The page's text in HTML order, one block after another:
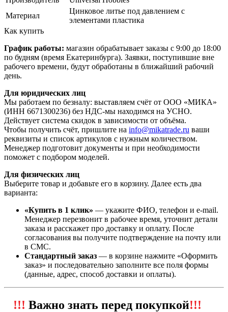
Материал
Цинковое литье под давлением с
элементами пластика
Как купить
График работы: магазин обрабатывает заказы с 9:00 до 18:00
по будням (время Екатеринбурга). Заявки, поступившие вне
рабочего времени, будут обработаны в ближайший рабочий
день.
Для юридических лиц
Мы работаем по безналу: выставляем счёт от ООО «МИКА»
(ИНН 6671300236) без НДС-мы находимся на УСНО.
Действует система скидок в зависимости от объёма.
Чтобы получить счёт, пришлите на info@mikatrade.ru ваши
реквизиты и список артикулов с нужным количеством.
Менеджер подготовит документы и при необходимости
поможет с подбором моделей.
Для физических лиц
Выберите товар и добавьте его в корзину. Далее есть два
варианта:
«Купить в 1 клик» — укажите ФИО, телефон и e‑mail.
Менеджер перезвонит в рабочее время, уточнит детали
заказа и расскажет про доставку и оплату. После
согласования вы получите подтверждение на почту или
в СМС.
Стандартный заказ — в корзине нажмите «Оформить
заказ» и последовательно заполните все поля формы
(данные, адрес, способ доставки и оплаты).
!!! Важно знать перед покупкой!!!